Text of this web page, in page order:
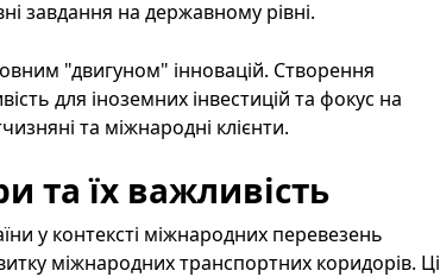
завдання на державному рівні.
"двигуном" інновацій. Створення
для іноземних інвестицій та фокус на
та міжнародні клієнти.
та їх важливість
у контексті міжнародних перевезень
міжнародних транспортних коридорів. Ці